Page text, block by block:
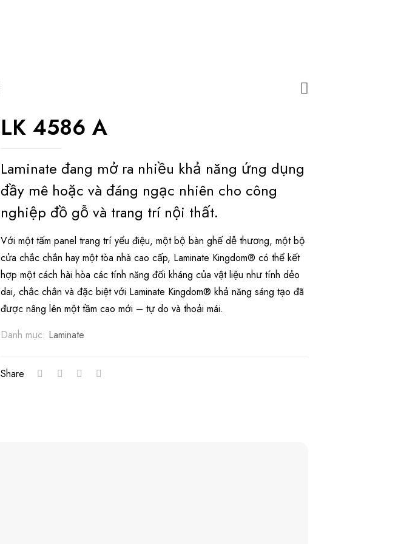
LK 4586 A
Laminate đang mở ra nhiều khả năng ứng dụng
đầy mê hoặc và đáng ngạc nhiên cho công
nghiệp đồ gỗ và trang trí nội thất.
Với một tấm panel trang trí yểu điệu, một bộ bàn ghế dễ thương, một bộ
cửa chắc chắn hay một tòa nhà cao cấp, Laminate Kingdom® có thể kết
hợp một cách hài hòa các tính năng đối kháng của vật liệu như tính dẻo
dai, chắc chắn và đặc biệt với Laminate Kingdom® khả năng sáng tạo đã
được nâng lên một tầm cao mới – tự do và thoải mái.
Danh mục: Laminate
Share